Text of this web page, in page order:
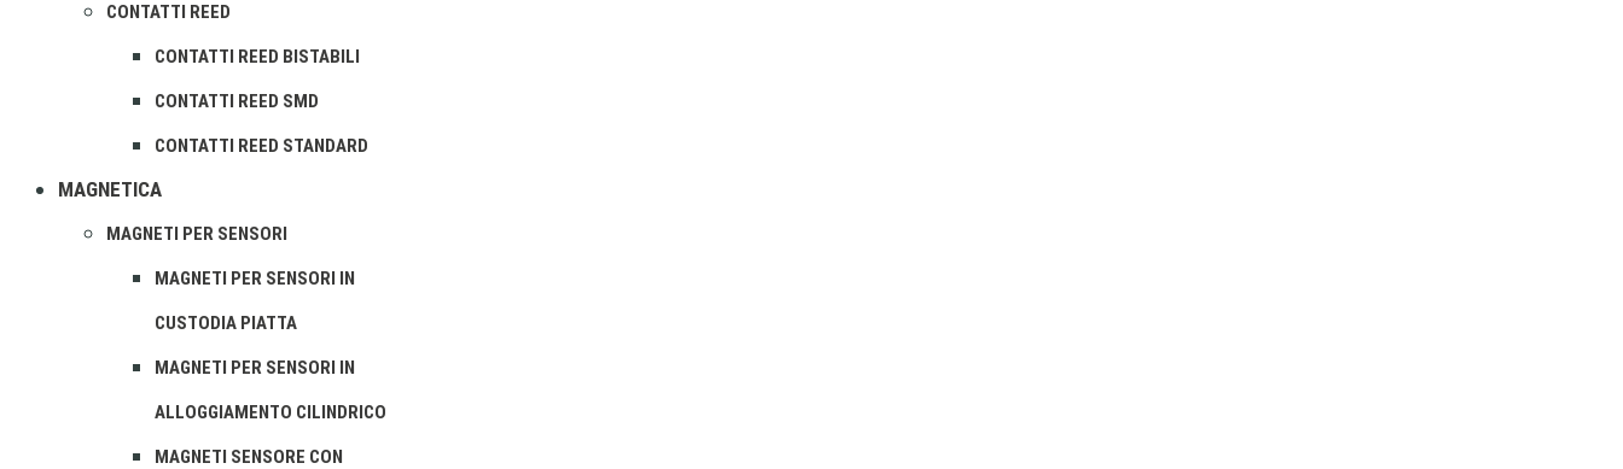
CONTATTI REED
CONTATTI REED BISTABILI
CONTATTI REED SMD
CONTATTI REED STANDARD
MAGNETICA
MAGNETI PER SENSORI
MAGNETI PER SENSORI IN
CUSTODIA PIATTA
MAGNETI PER SENSORI IN
ALLOGGIAMENTO CILINDRICO
MAGNETI SENSORE CON